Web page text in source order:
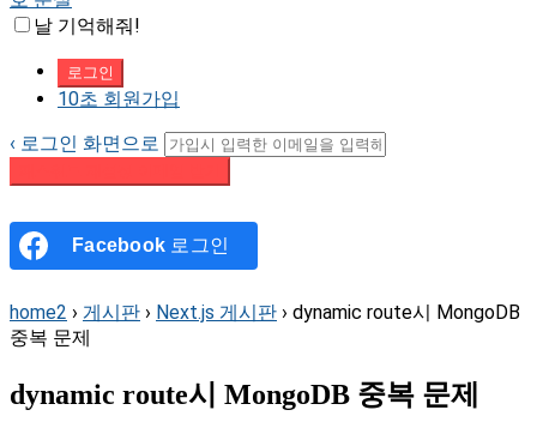
날 기억해줘!
10초 회원가입
‹ 로그인 화면으로
Facebook 로그인
home2 › 게시판 › Next.js 게시판 › dynamic route시 MongoDB
중복 문제
dynamic route시 MongoDB 중복 문제